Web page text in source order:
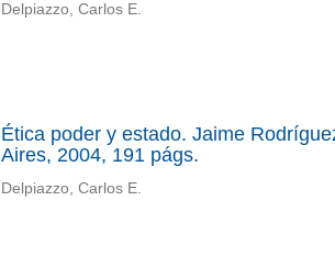
Delpiazzo, Carlos E.
Ética poder y estado. Jaime
Aires, 2004, 191 págs.
Delpiazzo, Carlos E.